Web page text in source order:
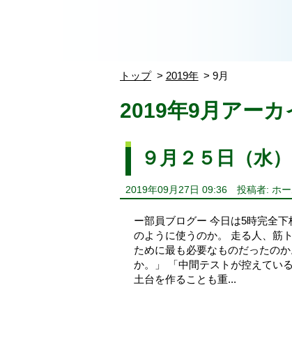
トップ 2019年 9月
2019年9月アーカ
９月２５日（水）
2019年09月27日 09:36 投稿者: ホ
ー部員ブログー 今日は5時完全
のように使うのか。 走る人、筋
ために最も必要なものだったの
か。」 「中間テストが控えてい
土台を作ることも重...